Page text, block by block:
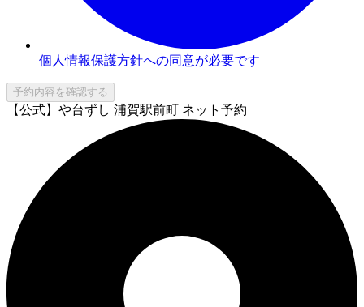
個人情報保護方針への同意が必要です
予約内容を確認する
【公式】や台ずし 浦賀駅前町 ネット予約